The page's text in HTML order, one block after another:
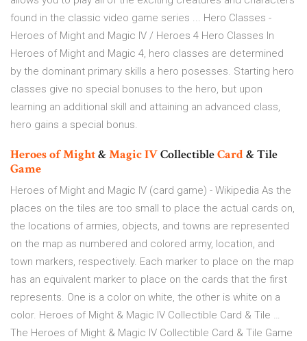
found in the classic video game series ... Hero Classes -
Heroes of Might and Magic IV / Heroes 4 Hero Classes In
Heroes of Might and Magic 4, hero classes are determined
by the dominant primary skills a hero posesses. Starting hero
classes give no special bonuses to the hero, but upon
learning an additional skill and attaining an advanced class,
hero gains a special bonus.
HeroesofMight&MagicIVCollectibleCard& Tile
Game
Heroes of Might and Magic IV (card game) - Wikipedia As the
places on the tiles are too small to place the actual cards on,
the locations of armies, objects, and towns are represented
on the map as numbered and colored army, location, and
town markers, respectively. Each marker to place on the map
has an equivalent marker to place on the cards that the first
represents. One is a color on white, the other is white on a
color. Heroes of Might & Magic IV Collectible Card & Tile …
The Heroes of Might & Magic IV Collectible Card & Tile Game